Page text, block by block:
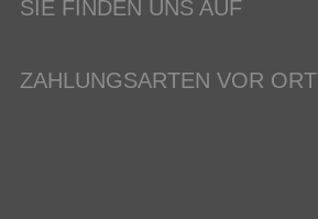
SIE FINDEN UNS AUF
ZAHLUNGSARTEN VOR ORT